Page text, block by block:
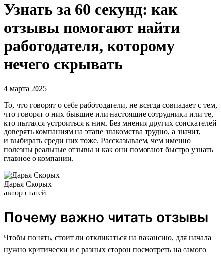
Узнать за 60 секунд: как
отзывы помогают найти
работодателя, которому
нечего скрывать
4 марта 2025
То, что говорят о себе работодатели, не всегда совпадает с тем,
что говорят о них бывшие или настоящие сотрудники или те,
кто пытался устроиться к ним. Без мнения других соискателей
доверять компаниям на этапе знакомства трудно, а значит,
и выбирать среди них тоже. Рассказываем, чем именно
полезны реальные отзывы и как они помогают быстро узнать
главное о компании.
Дарья Скорых
автор статей
Почему важно читать отзывы
Чтобы понять, стоит ли откликаться на вакансию, для начала
нужно критически и с разных сторон посмотреть на самого